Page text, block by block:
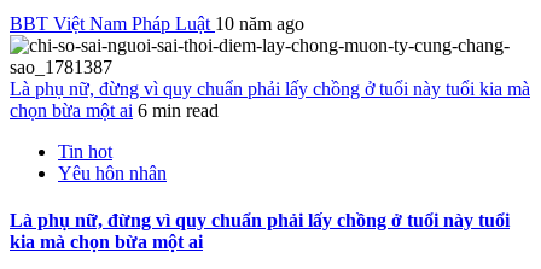
BBT Việt Nam Pháp Luật 10 năm ago
Là phụ nữ, đừng vì quy chuẩn phải lấy chồng ở tuổi này tuổi kia mà
chọn bừa một ai 6 min read
Tin hot
Yêu hôn nhân
Là phụ nữ, đừng vì quy chuẩn phải lấy chồng ở tuổi này tuổi
kia mà chọn bừa một ai